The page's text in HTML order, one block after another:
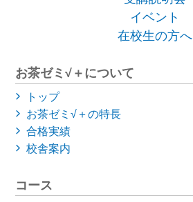
イベント
在校生の方へ
お茶ゼミ√＋について
トップ
お茶ゼミ√＋の特長
合格実績
校舎案内
コース